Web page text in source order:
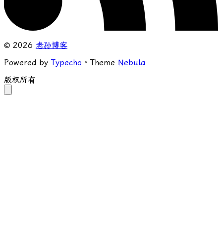
© 2026 老孙博客
Powered by Typecho · Theme Nebula
版权所有